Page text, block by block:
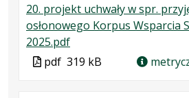
20. projekt uchwały w spr.
osłonowego Korpus Wsparcia
2025.pdf.
Plik
.
Rozmiar
.
Otwiera
Plik
pdf 319 kB